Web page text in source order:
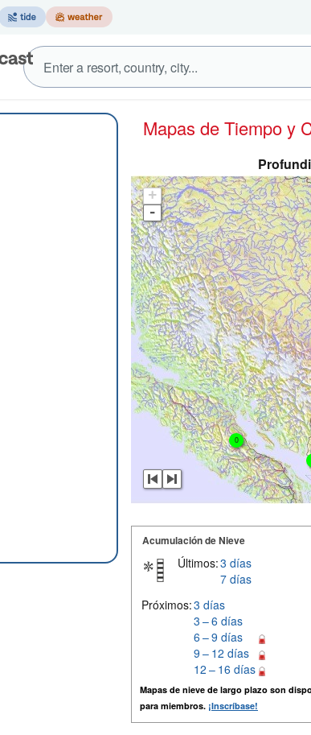
Mapas de Tiempo
+
-
0
Acumulación de Nieve
Últimos:3 días
7 días
Próximos:3 días
3 – 6 días
6 – 9 días
9 – 12 días
12 – 16 días
Mapas de nieve de largo plazo son
para miembros. ¡Inscríbase!